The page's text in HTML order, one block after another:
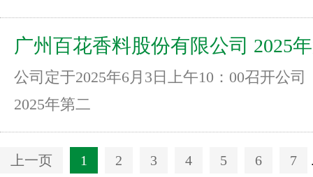
广州百花香料股份有限公司 2025
二次临时股东大会通知
公司定于2025年6月3日上午10：00召开公司
2025年第二
上一页 1 2 3 4 5 6 7